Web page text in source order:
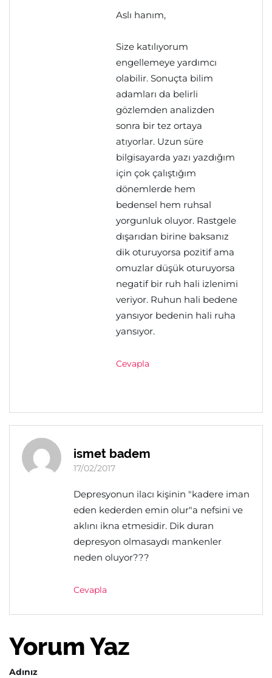
Aslı hanım,
Size katılıyorum
engellemeye yardımcı
olabilir. Sonuçta bilim
adamları da belirli
gözlemden analizden
sonra bir tez ortaya
atıyorlar. Uzun süre
bilgisayarda yazı yazdığım
için çok çalıştığım
dönemlerde hem
bedensel hem ruhsal
yorgunluk oluyor. Rastgele
dışarıdan birine baksanız
dik oturuyorsa pozitif ama
omuzlar düşük oturuyorsa
negatif bir ruh hali izlenimi
veriyor. Ruhun hali bedene
yansıyor bedenin hali ruha
yansıyor.
Cevapla
ismet badem
17/02/2017
Depresyonun ilacı kişinin "kadere iman
eden kederden emin olur"a nefsini ve
aklını ikna etmesidir. Dik duran
depresyon olmasaydı mankenler
neden oluyor???
Cevapla
Yorum Yaz
Adınız